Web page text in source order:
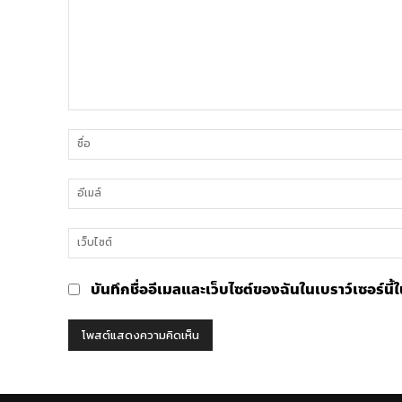
คิด
เห็น
บันทึกชื่ออีเมลและเว็บไซต์ของฉันในเบราว์เซอร์